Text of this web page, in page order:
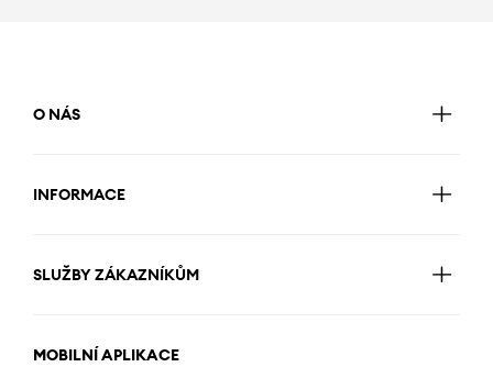
O NÁS
INFORMACE
SLUŽBY ZÁKAZNÍKŮM
MOBILNÍ APLIKACE